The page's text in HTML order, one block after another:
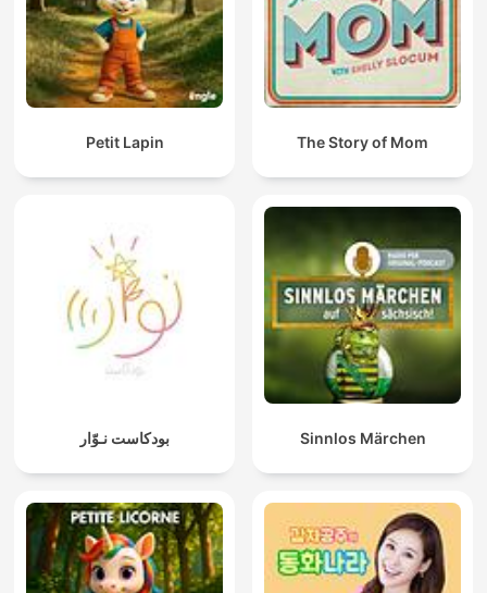
Petit Lapin The Story of Mom
بودكاست نـوّار Sinnlos Märchen